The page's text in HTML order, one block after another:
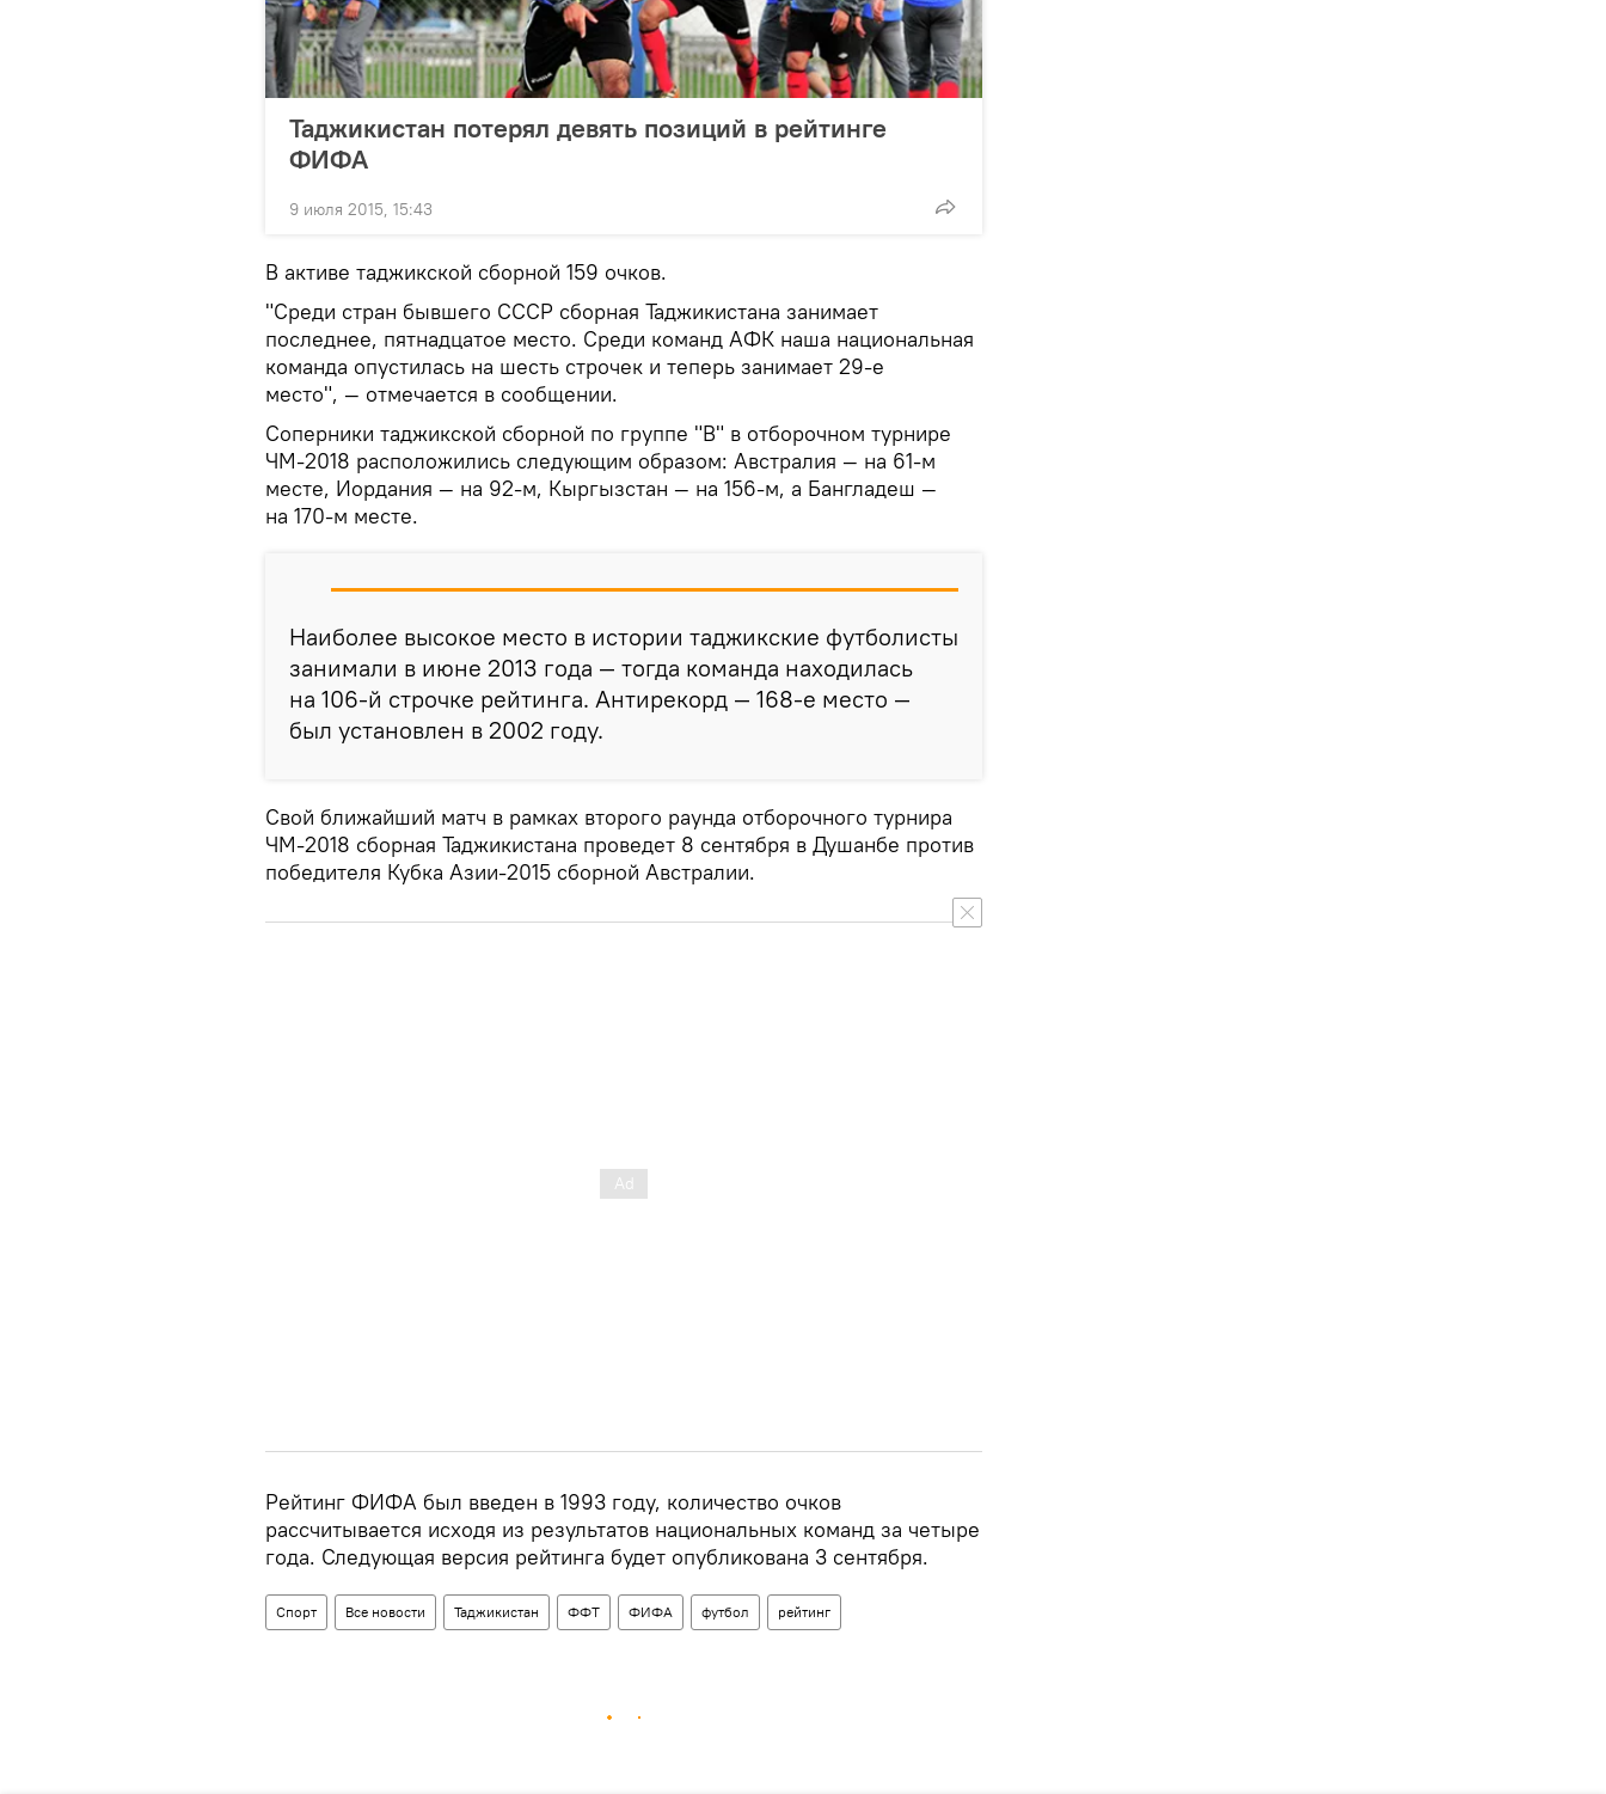
Таджикистан потерял девять позиций в рейтинге
ФИФА
9 июля 2015, 15:43
В активе таджикской сборной 159 очков.
"Среди стран бывшего СССР сборная Таджикистана занимает
последнее, пятнадцатое место. Среди команд АФК наша национальная
команда опустилась на шесть строчек и теперь занимает 29-е
место", — отмечается в сообщении.
Соперники таджикской сборной по группе "В" в отборочном турнире
ЧМ-2018 расположились следующим образом: Австралия — на 61-м
месте, Иордания — на 92-м, Кыргызстан — на 156-м, а Бангладеш —
на 170-м месте.
Наиболее высокое место в истории таджикские футболисты
занимали в июне 2013 года — тогда команда находилась
на 106-й строчке рейтинга. Антирекорд — 168-е место —
был установлен в 2002 году.
Свой ближайший матч в рамках второго раунда отборочного турнира
ЧМ-2018 сборная Таджикистана проведет 8 сентября в Душанбе против
победителя Кубка Азии-2015 сборной Австралии.
Рейтинг ФИФА был введен в 1993 году, количество очков
рассчитывается исходя из результатов национальных команд за четыре
года. Следующая версия рейтинга будет опубликована 3 сентября.
Спорт Все новости Таджикистан ФФТ ФИФА футбол рейтинг